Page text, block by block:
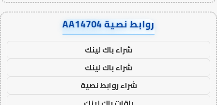
روابط نصية AA14704
شراء باك لينك
شراء باك لينك
شراء روابط نصية